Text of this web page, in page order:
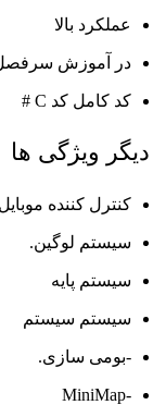
عملکرد بالا
در آموزش
کد کامل کد C #
دیگر ویژگی ها
کنترل کننده موبایل
سیستم لوگین.
سیستم پایه
سیستم سیستم
-بومی سازی.
-MiniMap